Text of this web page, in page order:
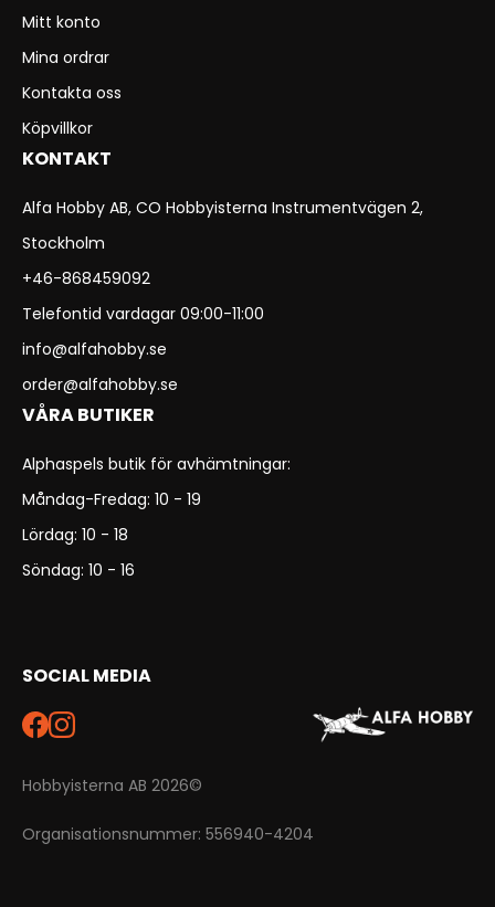
Mitt konto
Mina ordrar
Kontakta oss
Köpvillkor
KONTAKT
Alfa Hobby AB, CO Hobbyisterna Instrumentvägen 2,
Stockholm
+46-868459092
Telefontid vardagar 09:00-11:00
info@alfahobby.se
order@alfahobby.se
VÅRA BUTIKER
Alphaspels butik för avhämtningar:
Måndag-Fredag: 10 - 19
Lördag: 10 - 18
Söndag: 10 - 16
SOCIAL MEDIA
Hobbyisterna AB 2026©
Organisationsnummer: 556940-4204